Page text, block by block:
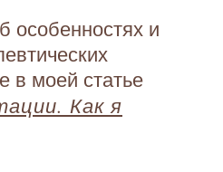
особенностях и
в моей статье
Как я